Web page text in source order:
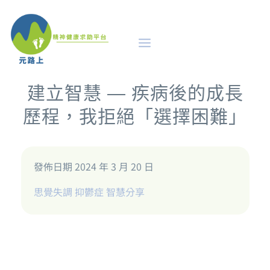
建立智慧 — 疾病後的成長
歷程，我拒絕「選擇困難」
發佈日期 2024 年 3 月 20 日
思覺失調 抑鬱症 智慧分享